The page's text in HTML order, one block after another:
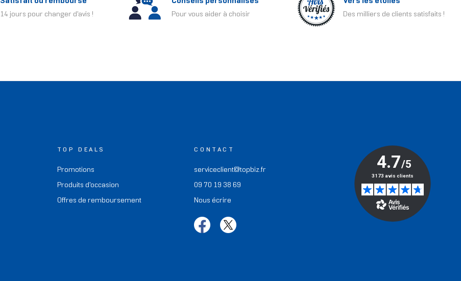
14 jours pour changer d'avis ! Pour vous aider à choisir Des milliers de clients satisfaits !
TOP DEALS
Promotions
Produits d'occasion
Offres de remboursement
CONTACT
serviceclient@topbiz.fr
09 70 19 38 69
Nous écrire